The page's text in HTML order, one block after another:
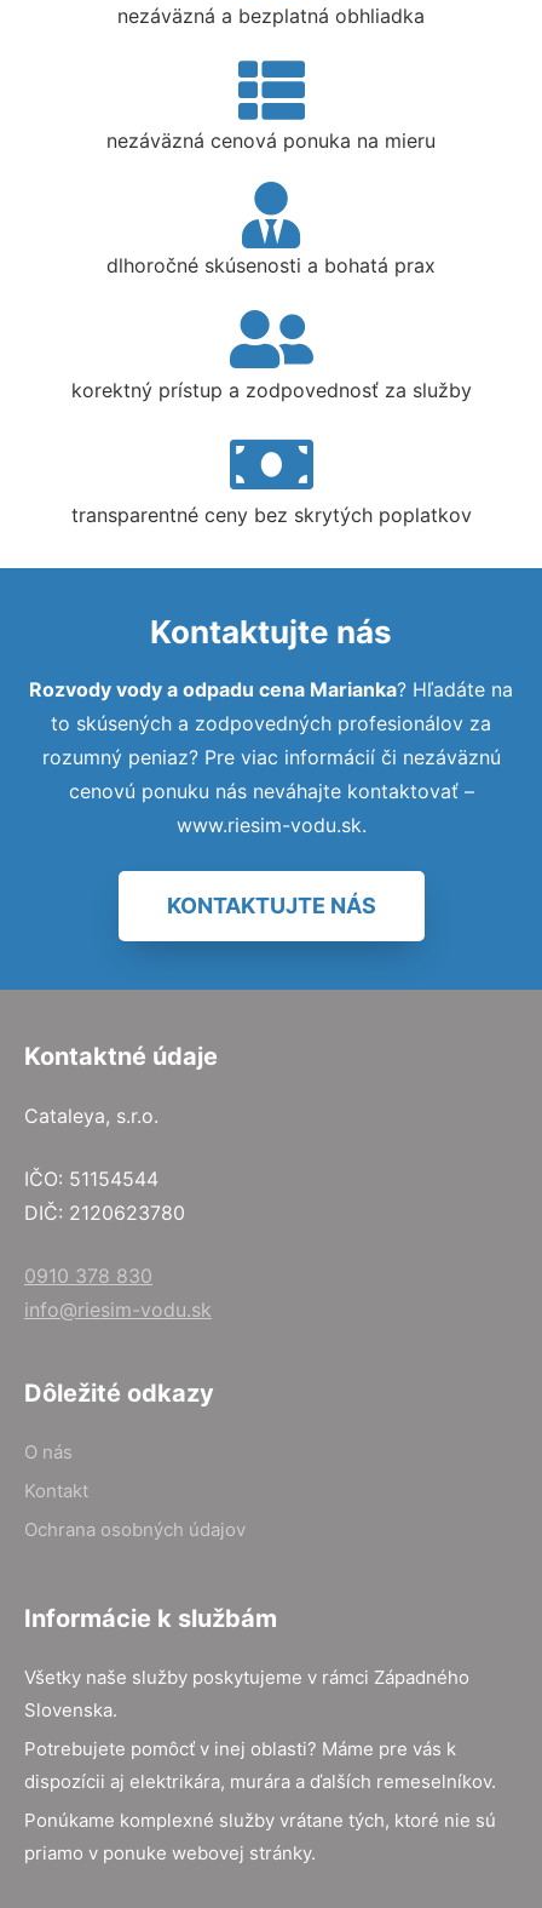
nezáväzná a bezplatná obhliadka
nezáväzná cenová ponuka na mieru
dlhoročné skúsenosti a bohatá prax
korektný prístup a zodpovednosť za služby
transparentné ceny bez skrytých poplatkov
Kontaktujte nás
Rozvody vody a odpadu cena Marianka? Hľadáte na
to skúsených a zodpovedných profesionálov za
rozumný peniaz? Pre viac informácií či nezáväznú
cenovú ponuku nás neváhajte kontaktovať –
www.riesim-vodu.sk.
KONTAKTUJTE NÁS
Kontaktné údaje
Cataleya, s.r.o.
IČO: 51154544
DIČ: 2120623780
0910 378 830
info@riesim-vodu.sk
Dôležité odkazy
O nás
Kontakt
Ochrana osobných údajov
Informácie k službám
Všetky naše služby poskytujeme v rámci Západného
Slovenska.
Potrebujete pomôcť v inej oblasti? Máme pre vás k
dispozícii aj elektrikára, murára a ďalších remeselníkov.
Ponúkame komplexné služby vrátane tých, ktoré nie sú
priamo v ponuke webovej stránky.